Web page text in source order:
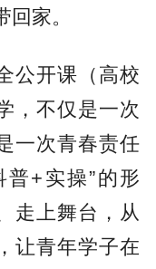
家。
公开课（高校
，不仅是一次
一次青春责任
+实操”的形
走上舞台，从
让青年学子在